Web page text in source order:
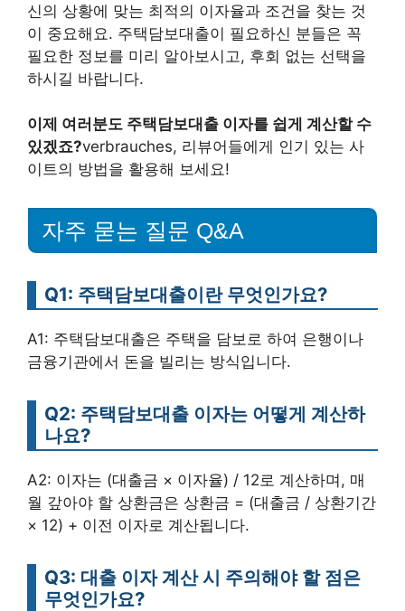
신의 상황에 맞는 최적의 이자율과 조건을 찾는 것
이 중요해요. 주택담보대출이 필요하신 분들은 꼭
필요한 정보를 미리 알아보시고, 후회 없는 선택을
하시길 바랍니다.
이제 여러분도 주택담보대출 이자를 쉽게 계산할 수
있겠죠?verbrauches, 리뷰어들에게 인기 있는 사
이트의 방법을 활용해 보세요!
자주 묻는 질문 Q&A
Q1: 주택담보대출이란 무엇인가요?
A1: 주택담보대출은 주택을 담보로 하여 은행이나
금융기관에서 돈을 빌리는 방식입니다.
Q2: 주택담보대출 이자는 어떻게 계산하
나요?
A2: 이자는 (대출금 × 이자율) / 12로 계산하며, 매
월 갚아야 할 상환금은 상환금 = (대출금 / 상환기간
× 12) + 이전 이자로 계산됩니다.
Q3: 대출 이자 계산 시 주의해야 할 점은
무엇인가요?